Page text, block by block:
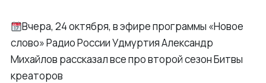
Вчера, 24 октября, в эфире программы «Новое
слово» Радио России Удмуртия Александр
Михайлов рассказал все про второй сезон Битвы
креаторов